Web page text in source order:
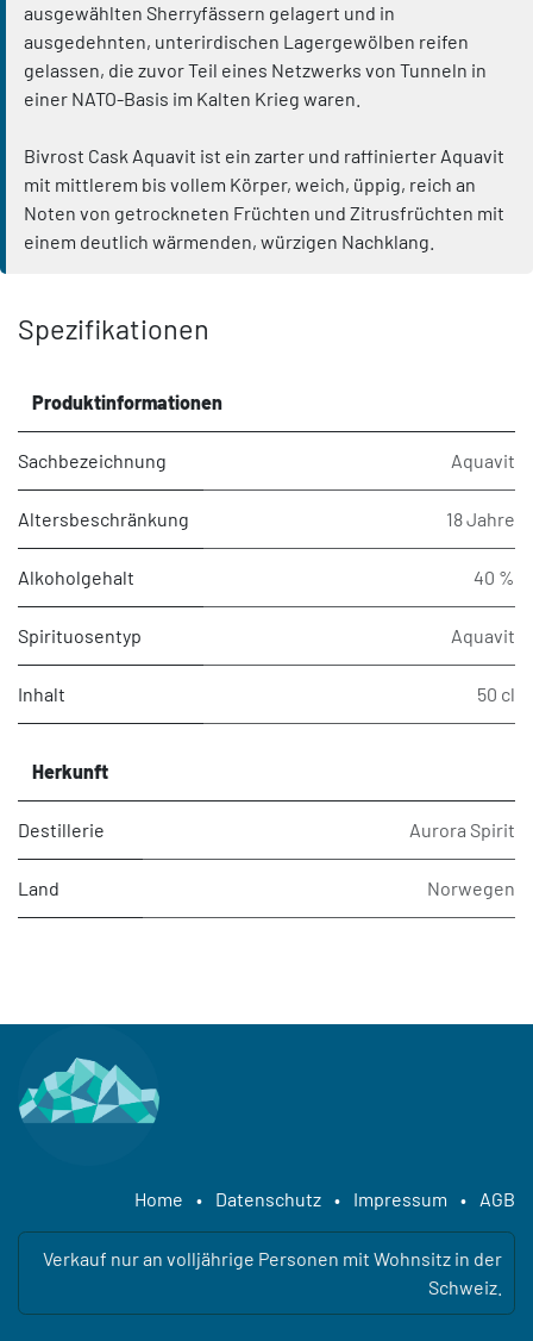
ausgewählten Sherryfässern gelagert und in
ausgedehnten, unterirdischen Lagergewölben reifen
gelassen, die zuvor Teil eines Netzwerks von Tunneln in
einer NATO-Basis im Kalten Krieg waren.
Bivrost Cask Aquavit ist ein zarter und raffinierter Aquavit
mit mittlerem bis vollem Körper, weich, üppig, reich an
Noten von getrockneten Früchten und Zitrusfrüchten mit
einem deutlich wärmenden, würzigen Nachklang.
Spezifikationen
Produktinformationen
Sachbezeichnung Aquavit
Altersbeschränkung 18 Jahre
Alkoholgehalt 40 %
Spirituosentyp Aquavit
Inhalt 50 cl
Herkunft
Destillerie Aurora Spirit
Land Norwegen
Home • Datenschutz • Impressum • AGB
Verkauf nur an volljährige Personen mit Wohnsitz in der
Schweiz.